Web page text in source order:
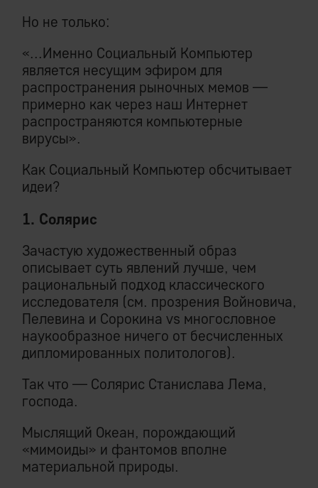
Но не только:
«...Именно Социальный Компьютер
является несущим эфиром для
распространения рыночных мемов —
примерно как через наш Интернет
распространяются компьютерные
вирусы».
Как Социальный Компьютер обсчитывает
идеи?
1. Солярис
Зачастую художественный образ
описывает суть явлений лучше, чем
рациональный подход классического
исследователя (см. прозрения Войновича,
Пелевина и Сорокина vs многословное
наукообразное ничего от бесчисленных
дипломированных политологов).
Так что — Солярис Станислава Лема,
господа.
Мыслящий Океан, порождающий
«мимоиды» и фантомов вполне
материальной природы.